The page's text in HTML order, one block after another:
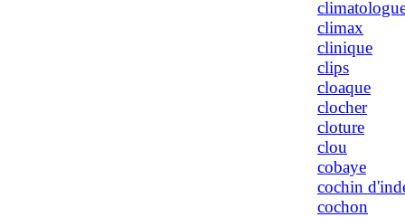
climax
clinique
clips
cloaque
clocher
cloture
clou
cobaye
cochin
cochon